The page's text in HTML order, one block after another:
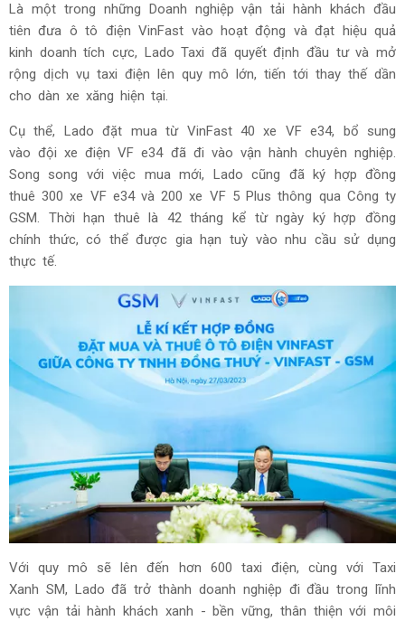
Là một trong những Doanh nghiệp vận tải hành khách đầu
tiên đưa ô tô điện VinFast vào hoạt động và đạt hiệu quả
kinh doanh tích cực, Lado Taxi đã quyết định đầu tư và mở
rộng dịch vụ taxi điện lên quy mô lớn, tiến tới thay thế dần
cho dàn xe xăng hiện tại.
Cụ thể, Lado đặt mua từ VinFast 40 xe VF e34, bổ sung
vào đội xe điện VF e34 đã đi vào vận hành chuyên nghiệp.
Song song với việc mua mới, Lado cũng đã ký hợp đồng
thuê 300 xe VF e34 và 200 xe VF 5 Plus thông qua Công ty
GSM. Thời hạn thuê là 42 tháng kể từ ngày ký hợp đồng
chính thức, có thể được gia hạn tuỳ vào nhu cầu sử dụng
thực tế.
Với quy mô sẽ lên đến hơn 600 taxi điện, cùng với Taxi
Xanh SM, Lado đã trở thành doanh nghiệp đi đầu trong lĩnh
vực vận tải hành khách xanh - bền vững, thân thiện với môi